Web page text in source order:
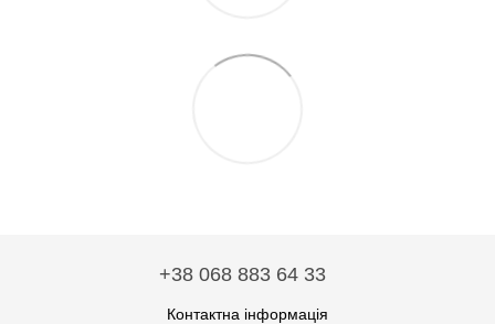
+38 068 883 64 33
Контактна інформація